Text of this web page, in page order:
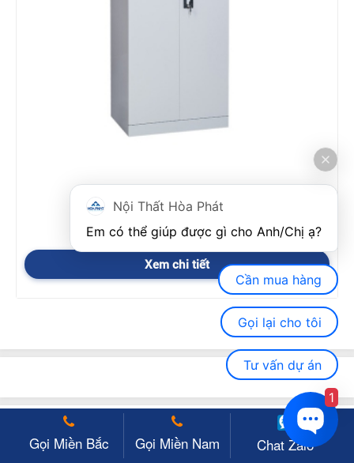
4.089.000 VNĐ
Xem chi tiết
Bài viết liên quan
Gọi Miền Bắc Gọi Miền Nam Chat Zalo
Nội Thất Hòa Phát
Cần mua hàng
Gọi lại cho tôi
Tư vấn dự án
1